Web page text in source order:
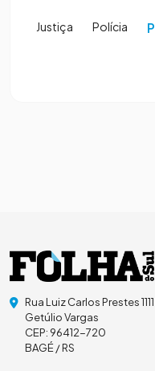
Justiça Polícia
Rua Luiz Carlos Prestes 1111
Getúlio Vargas
CEP: 96412-720
BAGÉ / RS